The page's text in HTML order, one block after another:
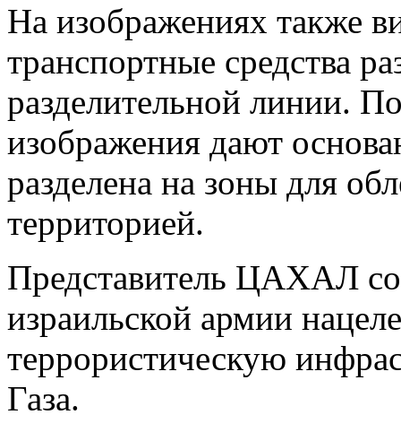
На изображениях также
транспортные средства
разделительной линии.
изображения дают
разделена на зоны для
территорией.
Представитель ЦАХАЛ
израильской армии
террористическую
Газа.